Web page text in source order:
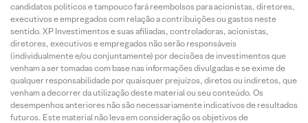
candidatos políticos e tampouco fará reembolsos para acionistas, diretores,
executivos e empregados com relação a contribuições ou gastos neste
sentido. XP Investimentos e suas afiliadas, controladoras, acionistas,
diretores, executivos e empregados não serão responsáveis
(individualmente e/ou conjuntamente) por decisões de investimentos que
venham a ser tomadas com base nas informações divulgadas e se exime de
qualquer responsabilidade por quaisquer prejuízos, diretos ou indiretos, que
venham a decorrer da utilização deste material ou seu conteúdo. Os
desempenhos anteriores não são necessariamente indicativos de resultados
futuros. Este material não leva em consideração os objetivos de